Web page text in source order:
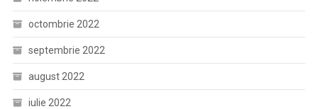
octombrie 2022
septembrie 2022
august 2022
iulie 2022